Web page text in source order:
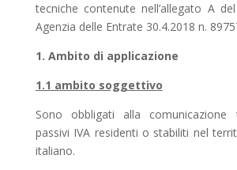
tecniche contenute nell’allegato A
Agenzia delle Entrate 30.4.2018 n.
1. Ambito di applicazione
1.1 ambito soggettivo
Sono obbligati alla
passivi IVA residenti o stabiliti nel
italiano.